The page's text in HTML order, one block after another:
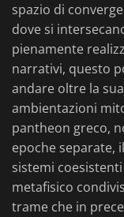
spazio di
dove si
pienamente
narrativi, questo
andare oltre la
ambientazioni
pantheon greco,
epoche separate,
sistemi
metafisico
trame che in